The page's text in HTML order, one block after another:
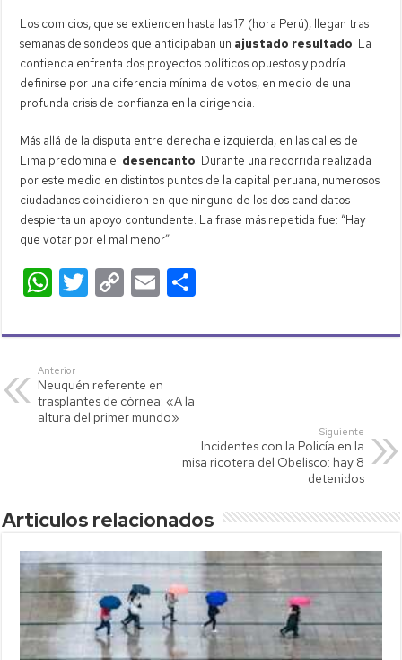
Los comicios, que se extienden hasta las 17 (hora Perú), llegan tras
semanas de sondeos que anticipaban un ajustado resultado. La
contienda enfrenta dos proyectos políticos opuestos y podría
definirse por una diferencia mínima de votos, en medio de una
profunda crisis de confianza en la dirigencia.
Más allá de la disputa entre derecha e izquierda, en las calles de
Lima predomina el desencanto. Durante una recorrida realizada
por este medio en distintos puntos de la capital peruana, numerosos
ciudadanos coincidieron en que ninguno de los dos candidatos
despierta un apoyo contundente. La frase más repetida fue: “Hay
que votar por el mal menor”.
W
at
s
A
p
T
tt
C
p
Li
nk
E
ail m
Anterior
Neuquén referente en
trasplantes de córnea: «A la
altura del primer mundo»
Siguiente
Incidentes con la Policía en la
misa ricotera del Obelisco: hay 8
detenidos
Articulos relacionados